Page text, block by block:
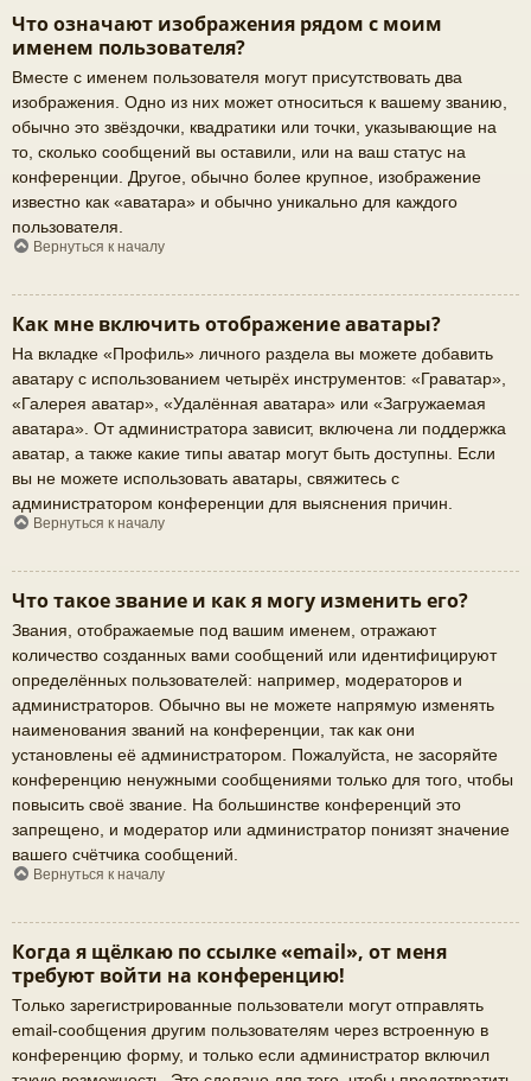
Что означают изображения рядом с моим
именем пользователя?
Вместе с именем пользователя могут присутствовать два
изображения. Одно из них может относиться к вашему званию,
обычно это звёздочки, квадратики или точки, указывающие на
то, сколько сообщений вы оставили, или на ваш статус на
конференции. Другое, обычно более крупное, изображение
известно как «аватара» и обычно уникально для каждого
пользователя.
Вернуться к началу
Как мне включить отображение аватары?
На вкладке «Профиль» личного раздела вы можете добавить
аватару с использованием четырёх инструментов: «Граватар»,
«Галерея аватар», «Удалённая аватара» или «Загружаемая
аватара». От администратора зависит, включена ли поддержка
аватар, а также какие типы аватар могут быть доступны. Если
вы не можете использовать аватары, свяжитесь с
администратором конференции для выяснения причин.
Вернуться к началу
Что такое звание и как я могу изменить его?
Звания, отображаемые под вашим именем, отражают
количество созданных вами сообщений или идентифицируют
определённых пользователей: например, модераторов и
администраторов. Обычно вы не можете напрямую изменять
наименования званий на конференции, так как они
установлены её администратором. Пожалуйста, не засоряйте
конференцию ненужными сообщениями только для того, чтобы
повысить своё звание. На большинстве конференций это
запрещено, и модератор или администратор понизят значение
вашего счётчика сообщений.
Вернуться к началу
Когда я щёлкаю по ссылке «email», от меня
требуют войти на конференцию!
Только зарегистрированные пользователи могут отправлять
email-сообщения другим пользователям через встроенную в
конференцию форму, и только если администратор включил